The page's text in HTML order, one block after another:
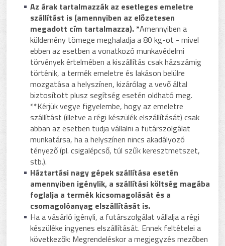
Az árak tartalmazzák az esetleges emeletre
szállítást is (amennyiben az előzetesen
megadott cím tartalmazza). *Amennyiben a
küldemény tömege meghaladja a 80 kg-ot - mivel
ebben az esetben a vonatkozó munkavédelmi
törvények értelmében a kiszállítás csak házszámig
történik, a termék emeletre és lakáson belülre
mozgatása a helyszínen, kizárólag a vevő által
biztosított plusz segítség esetén oldható meg.
**Kérjük vegye figyelembe, hogy az emeletre
szállítást (illetve a régi készülék elszállítását) csak
abban az esetben tudja vállalni a futárszolgálat
munkatársa, ha a helyszínen nincs akadályozó
tényező (pl. csigalépcső, túl szűk keresztmetszet,
stb.).
Háztartási nagy gépek szállítása esetén
amennyiben igénylik, a szállítási költség magába
foglalja a termék kicsomagolását és a
csomagolóanyag elszállítását is.
Ha a vásárló igényli, a futárszolgálat vállalja a régi
készüléke ingyenes elszállítását. Ennek feltételei a
következők: Megrendeléskor a megjegyzés mezőben